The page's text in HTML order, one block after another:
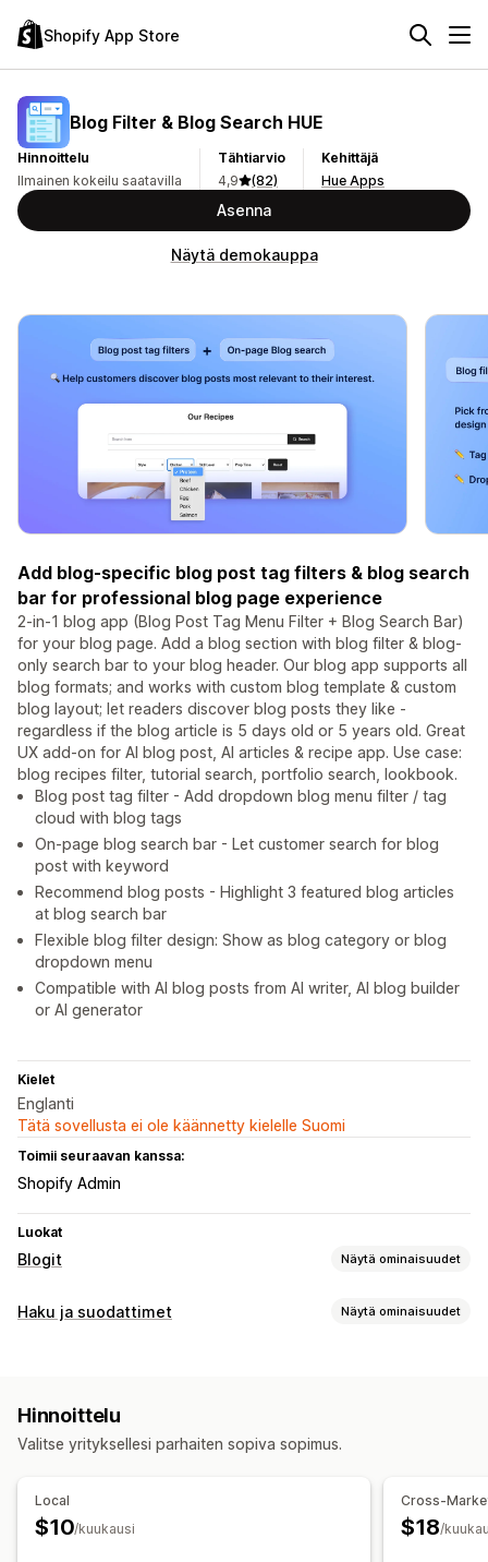
Shopify App Store
Blog Filter & Blog Search HUE
Hinnoittelu
Ilmainen kokeilu saatavilla
Tähtiarvio
4,9
(82)
Kehittäjä
Hue Apps
Asenna
Näytä demokauppa
Add blog-specific blog post tag filters & blog search
bar for professional blog page experience
2-in-1 blog app (Blog Post Tag Menu Filter + Blog Search Bar)
for your blog page. Add a blog section with blog filter & blog-
only search bar to your blog header. Our blog app supports all
blog formats; and works with custom blog template & custom
blog layout; let readers discover blog posts they like -
regardless if the blog article is 5 days old or 5 years old. Great
UX add-on for AI blog post, AI articles & recipe app. Use case:
blog recipes filter, tutorial search, portfolio search, lookbook.
Blog post tag filter - Add dropdown blog menu filter / tag
cloud with blog tags
On-page blog search bar - Let customer search for blog
post with keyword
Recommend blog posts - Highlight 3 featured blog articles
at blog search bar
Flexible blog filter design: Show as blog category or blog
dropdown menu
Compatible with AI blog posts from AI writer, AI blog builder
or AI generator
Kielet
Englanti
Tätä sovellusta ei ole käännetty kielelle Suomi
Toimii seuraavan kanssa:
Shopify Admin
Luokat
Blogit Näytä ominaisuudet
Sisällöntuotanto
Artikkelin tunnisteet
Näyttövaihtoehdot
Haku ja suodattimet Näytä ominaisuudet
Yksilöity haku
Mukautetut suodattimet
Hinnoittelu
Valitse yrityksellesi parhaiten sopiva sopimus.
Local
$10/kuukausi
Cross-
$18/